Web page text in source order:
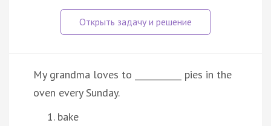
My grandma loves to ___________ pies in the
oven every Sunday.
bake